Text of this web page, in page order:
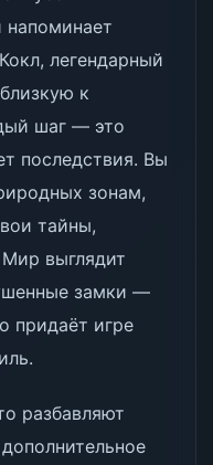
легендарный
к
шаг — это
последствия. Вы
зонам,
тайны,
выглядит
замки —
придаёт игре
разбавляют